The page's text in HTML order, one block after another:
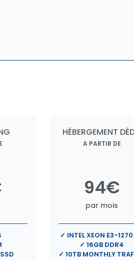
HÉBERGEMENT
A PARTIR DE
94€
par mois
✓ INTEL XEON E3-
✓ 16GB DDR4
✓ 10TB MONTHLY